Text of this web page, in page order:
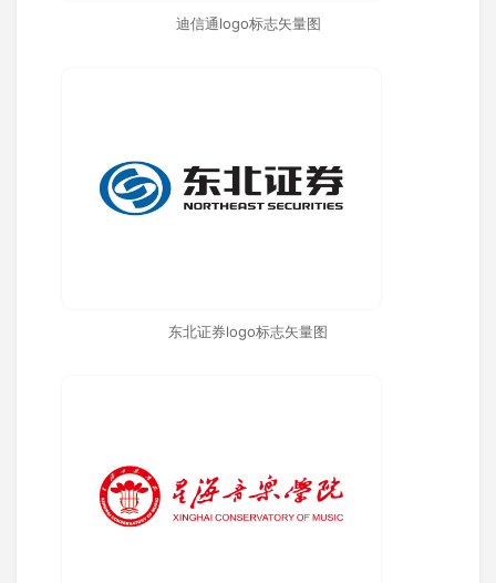
迪信通logo标志矢量图
东北证券logo标志矢量图